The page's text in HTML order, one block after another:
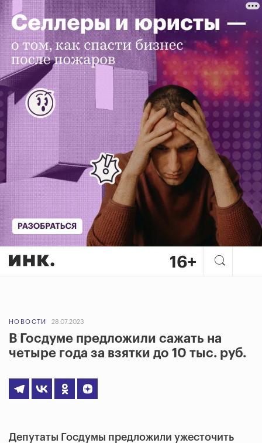
НОВОСТИ 28.07.2023
В Госдуме предложили сажать на
четыре года за взятки до 10 тыс. руб.
Депутаты Госдумы предложили ужесточить